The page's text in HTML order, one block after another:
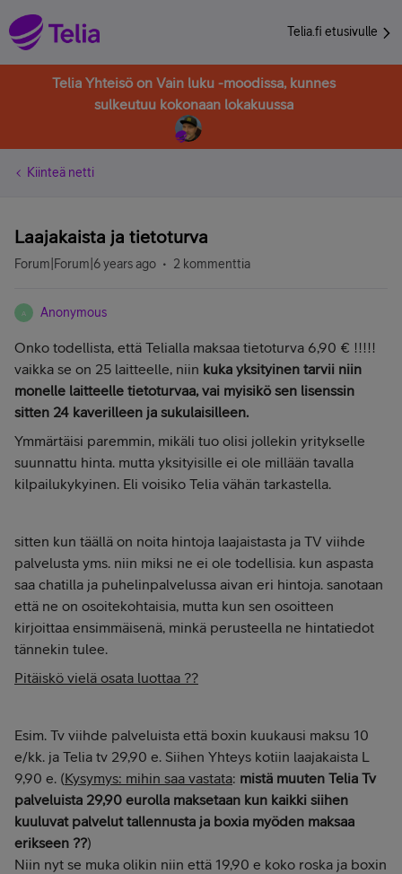
Telia.fi etusivulle
Telia Yhteisö on Vain luku -moodissa, kunnes
sulkeutuu kokonaan lokakuussa
Kiinteä netti
Laajakaista ja tietoturva
Forum|Forum|6 years ago 2 kommenttia
A Anonymous
Onko todellista, että Telialla maksaa tietoturva 6,90 € !!!!!
vaikka se on 25 laitteelle, niin kuka yksityinen tarvii niin
monelle laitteelle tietoturvaa, vai myisikö sen lisenssin
sitten 24 kaverilleen ja sukulaisilleen.
Ymmärtäisi paremmin, mikäli tuo olisi jollekin yritykselle
suunnattu hinta. mutta yksityisille ei ole millään tavalla
kilpailukykyinen. Eli voisiko Telia vähän tarkastella.
sitten kun täällä on noita hintoja laajaistasta ja TV viihde
palvelusta yms. niin miksi ne ei ole todellisia. kun aspasta
saa chatilla ja puhelinpalvelussa aivan eri hintoja. sanotaan
että ne on osoitekohtaisia, mutta kun sen osoitteen
kirjoittaa ensimmäisenä, minkä perusteella ne hintatiedot
tännekin tulee.
Pitäiskö vielä osata luottaa ??
Esim. Tv viihde palveluista että boxin kuukausi maksu 10
e/kk. ja Telia tv 29,90 e. Siihen Yhteys kotiin laajakaista L
9,90 e. (Kysymys: mihin saa vastata: mistä muuten Telia Tv
palveluista 29,90 eurolla maksetaan kun kaikki siihen
kuuluvat palvelut tallennusta ja boxia myöden maksaa
erikseen ??)
Niin nyt se muka olikin niin että 19,90 e koko roska ja boxin